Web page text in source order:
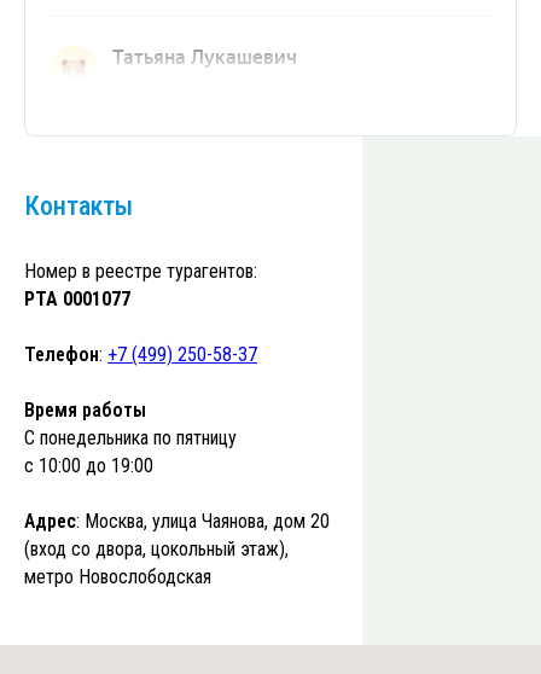
Контакты
Номер в реестре турагентов:
РТА 0001077
Телефон: +7 (499) 250-58-37
Время работы
С понедельника по пятницу
с 10:00 до 19:00
Адрес: Москва, улица Чаянова, дом 20
(вход со двора, цокольный этаж),
метро Новослободская